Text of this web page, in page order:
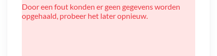
Door een fout konden er geen gegevens worden
opgehaald, probeer het later opnieuw.